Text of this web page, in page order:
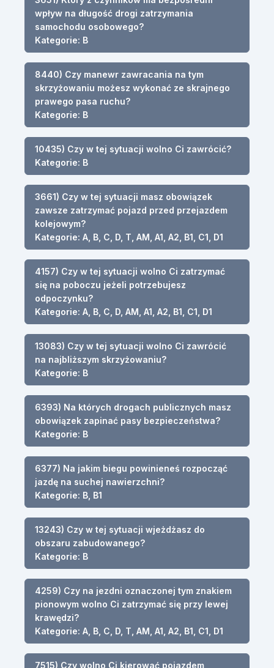
wpływ na długość drogi zatrzymania
samochodu osobowego?
Kategorie: B
8440) Czy manewr zawracania na tym
skrzyżowaniu możesz wykonać ze skrajnego
prawego pasa ruchu?
Kategorie: B
10435) Czy w tej sytuacji wolno Ci zawrócić?
Kategorie: B
3661) Czy w tej sytuacji masz obowiązek
zawsze zatrzymać pojazd przed przejazdem
kolejowym?
Kategorie: A, B, C, D, T, AM, A1, A2, B1, C1, D1
4157) Czy w tej sytuacji wolno Ci zatrzymać
się na poboczu jeżeli potrzebujesz
odpoczynku?
Kategorie: A, B, C, D, AM, A1, A2, B1, C1, D1
13083) Czy w tej sytuacji wolno Ci zawrócić
na najbliższym skrzyżowaniu?
Kategorie: B
6393) Na których drogach publicznych masz
obowiązek zapinać pasy bezpieczeństwa?
Kategorie: B
6377) Na jakim biegu powinieneś rozpocząć
jazdę na suchej nawierzchni?
Kategorie: B, B1
13243) Czy w tej sytuacji wjeżdżasz do
obszaru zabudowanego?
Kategorie: B
4259) Czy na jezdni oznaczonej tym znakiem
pionowym wolno Ci zatrzymać się przy lewej
krawędzi?
Kategorie: A, B, C, D, T, AM, A1, A2, B1, C1, D1
7515) Czy wolno Ci kierować pojazdem,